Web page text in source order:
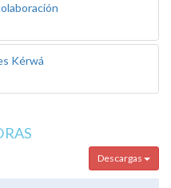
Kérwá
Descargas